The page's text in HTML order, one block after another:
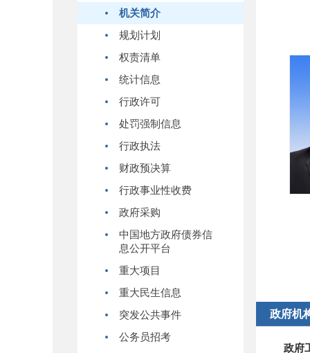
机关简介
规划计划
权责清单
统计信息
行政许可
处罚强制信息
行政执法
财政预决算
行政事业性收费
政府采购
中国地方政府债券信
息公开平台
重大项目
重大民生信息
突发公共事件
公务员招考
政府机
政府